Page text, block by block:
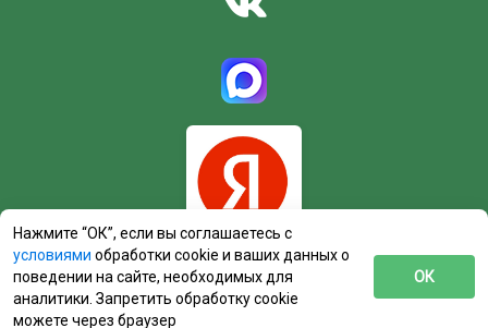
Нажмите “ОК”, если вы соглашаетесь с
условиями обработки cookie и ваших данных о
поведении на сайте, необходимых для
аналитики. Запретить обработку cookie
можете через браузер
ОК